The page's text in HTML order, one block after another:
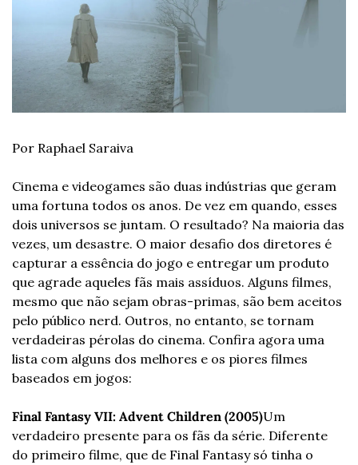
Por Raphael Saraiva
Cinema e videogames são duas indústrias que geram
uma fortuna todos os anos. De vez em quando, esses
dois universos se juntam. O resultado? Na maioria das
vezes, um desastre. O maior desafio dos diretores é
capturar a essência do jogo e entregar um produto
que agrade aqueles fãs mais assíduos. Alguns filmes,
mesmo que não sejam obras-primas, são bem aceitos
pelo público nerd. Outros, no entanto, se tornam
verdadeiras pérolas do cinema. Confira agora uma
lista com alguns dos melhores e os piores filmes
baseados em jogos:
Final Fantasy VII: Advent Children (2005)Um
verdadeiro presente para os fãs da série. Diferente
do primeiro filme, que de Final Fantasy só tinha o